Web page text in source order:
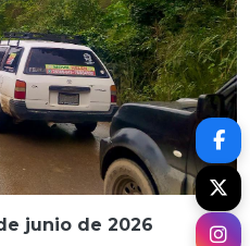
junio de 2026